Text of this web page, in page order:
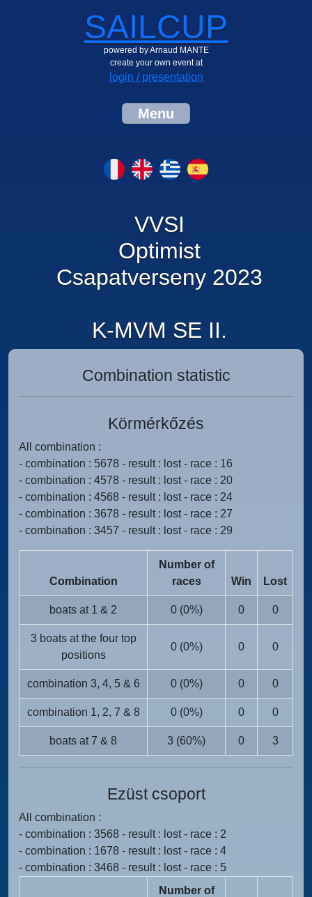
SAILCUP
powered by Arnaud MANTE
create your own event at
login / presentation
Menu
VVSI
Optimist
Csapatverseny 2023
K-MVM SE II.
Combination statistic
Körmérkőzés
All combination :
- combination : 5678 - result : lost - race : 16
- combination : 4578 - result : lost - race : 20
- combination : 4568 - result : lost - race : 24
- combination : 3678 - result : lost - race : 27
- combination : 3457 - result : lost - race : 29
Combination
Number of
races
Win Lost
boats at 1 & 2 0 (0%) 0 0
3 boats at the four top
positions
0 (0%) 0 0
combination 3, 4, 5 & 6 0 (0%) 0 0
combination 1, 2, 7 & 8 0 (0%) 0 0
boats at 7 & 8 3 (60%) 0 3
Ezüst csoport
All combination :
- combination : 3568 - result : lost - race : 2
- combination : 1678 - result : lost - race : 4
- combination : 3468 - result : lost - race : 5
Number of